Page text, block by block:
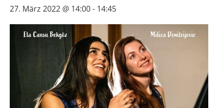
27. März 2022 @ 14:00- 14:45